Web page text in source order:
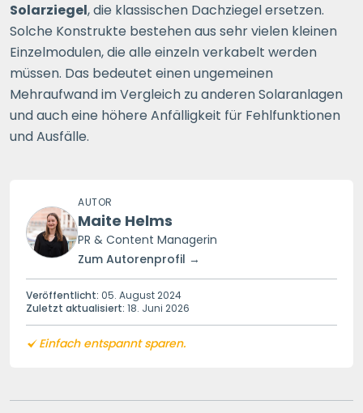
Solarziegel, die klassischen Dachziegel ersetzen.
Solche Konstrukte bestehen aus sehr vielen kleinen
Einzelmodulen, die alle einzeln verkabelt werden
müssen. Das bedeutet einen ungemeinen
Mehraufwand im Vergleich zu anderen Solaranlagen
und auch eine höhere Anfälligkeit für Fehlfunktionen
und Ausfälle.
AUTOR
Maite Helms
PR & Content Managerin
Zum Autorenprofil →
Veröffentlicht: 05. August 2024
Zuletzt aktualisiert: 18. Juni 2026
Einfach entspannt sparen.